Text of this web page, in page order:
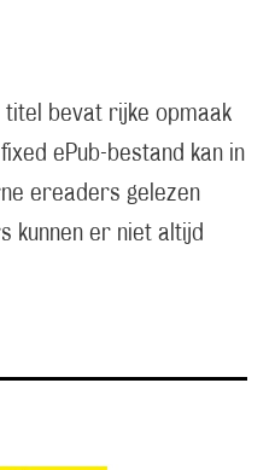
titel bevat rijke opmaak
ePub-bestand kan in
ereaders gelezen
kunnen er niet altijd